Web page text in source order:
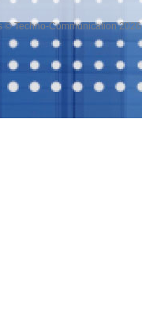
© Techno-Communication 2026